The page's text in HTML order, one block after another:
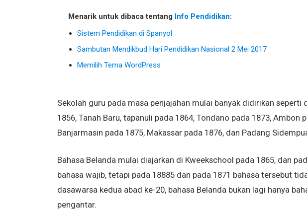
Menarik untuk dibaca tentang Info Pendidikan:
Sistem Pendidikan di Spanyol
Sambutan Mendikbud Hari Pendidikan Nasional 2 Mei 2017
Memilih Tema WordPress
Sekolah guru pada masa penjajahan mulai banyak didirikan
1856, Tanah Baru, tapanuli pada 1864, Tondano pada 1873, Ambon
Banjarmasin pada 1875, Makassar pada 1876, dan Padang
Bahasa Belanda mulai diajarkan di Kweekschool pada 1865, dan
bahasa wajib, tetapi pada 18885 dan pada 1871 bahasa tersebut
dasawarsa kedua abad ke-20, bahasa Belanda bukan lagi hanya
pengantar.